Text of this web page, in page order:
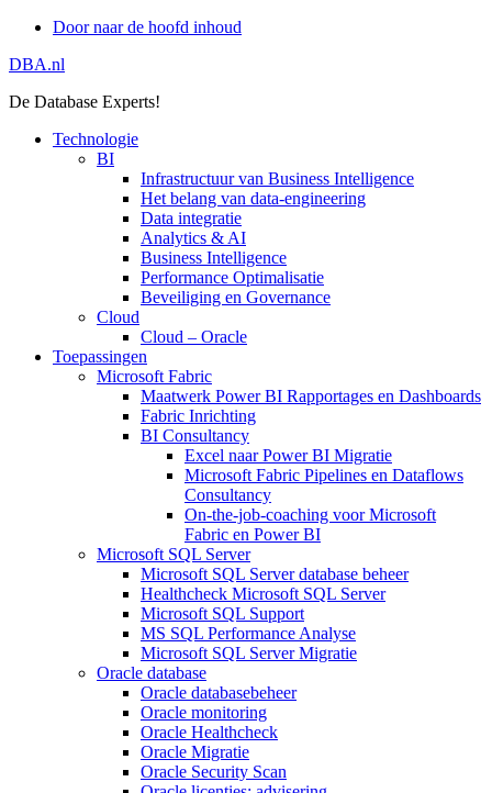
Door naar de hoofd inhoud
DBA.nl
De Database Experts!
Technologie
BI
Infrastructuur van Business Intelligence
Het belang van data-engineering
Data integratie
Analytics & AI
Business Intelligence
Performance Optimalisatie
Beveiliging en Governance
Cloud
Cloud – Oracle
Toepassingen
Microsoft Fabric
Maatwerk Power BI Rapportages en Dashboards
Fabric Inrichting
BI Consultancy
Excel naar Power BI Migratie
Microsoft Fabric Pipelines en Dataflows
Consultancy
On-the-job-coaching voor Microsoft
Fabric en Power BI
Microsoft SQL Server
Microsoft SQL Server database beheer
Healthcheck Microsoft SQL Server
Microsoft SQL Support
MS SQL Performance Analyse
Microsoft SQL Server Migratie
Oracle database
Oracle databasebeheer
Oracle monitoring
Oracle Healthcheck
Oracle Migratie
Oracle Security Scan